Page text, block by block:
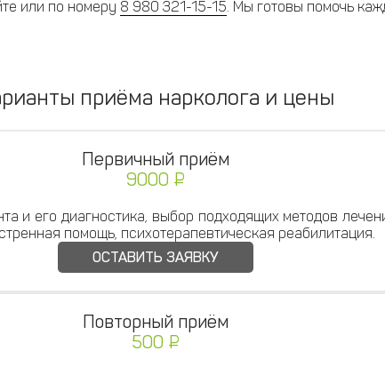
или по номеру 8 980 321-15-15. Мы готовы помочь
приёма нарколога и цены
Первичный приём
9000 ₽
и его диагностика, выбор подходящих методов
помощь, психотерапевтическая реабилитация.
ОСТАВИТЬ ЗАЯВКУ
Повторный приём
500 ₽